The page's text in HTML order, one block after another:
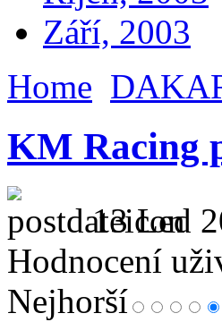
Září, 2003
Home
KM Racing
13 Led
Hodnocení
Nejhorší